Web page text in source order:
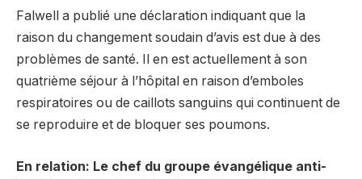
Falwell a publié une déclaration indiquant que la
raison du changement soudain d’avis est due à des
problèmes de santé. Il en est actuellement à son
quatrième séjour à l’hôpital en raison d’emboles
respiratoires ou de caillots sanguins qui continuent de
se reproduire et de bloquer ses poumons.
En relation: Le chef du groupe évangélique anti-